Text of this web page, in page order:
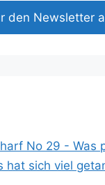
den News­let­ter
No 29 - Was
hat sich viel